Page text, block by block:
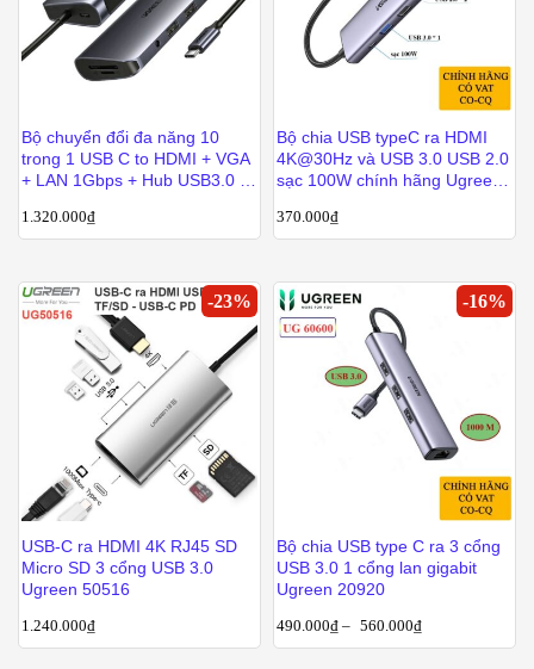
Bộ chuyển đổi đa năng 10
trong 1 USB C to HDMI + VGA
+ LAN 1Gbps + Hub USB3.0 +
1.320.000₫
Bộ chia USB typeC ra HDMI
4K@30Hz và USB 3.0 USB 2.0
sạc 100W chính hãng Ugreen
370.000₫
-23%
USB-C ra HDMI 4K RJ45 SD
Micro SD 3 cổng USB 3.0
Ugreen 50516
1.240.000₫
-16%
Bộ chia USB type C ra 3 cổng
USB 3.0 1 cổng lan gigabit
Ugreen 20920
490.000₫ – 560.000₫